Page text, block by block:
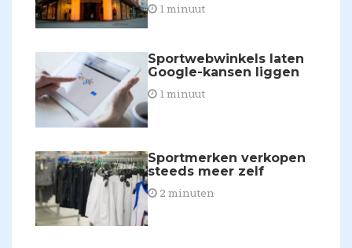
1 minuut
Sportwebwinkels laten
Google-kansen liggen
1 minuut
​Sportmerken verkopen
steeds meer zelf
2 minuten